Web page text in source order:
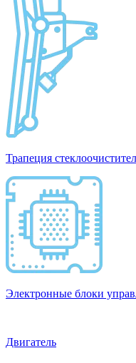
Трапеция
Электронные блоки
Двигатель